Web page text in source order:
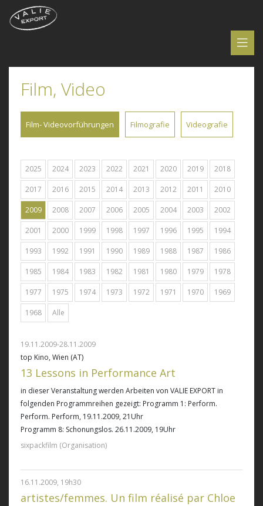
Film, Video
Film- Videovorführungen Filmografie Videografie
2025 2024 2023 2022 2021 2020 2019 2018
2017 2016 2015 2014 2013 2012 2011 2010
2009 2008 2007 2006 2005 2004 2003 2002
2001 2000 1999 1998 1997 1996 1995 1994
1993 1992 1991 1990 1989 1988 1987 1986
1985 1984 1983 1982 1981 1980 1979 1978
1977 1975 1974 1973 1972 1971 1970 1969
1968 Alle
19.11.2009-28.11.2009
top Kino, Wien (AT)
13 Lessons in Performance Art
in dieser Veranstaltung werden Arbeiten von VALIE EXPORT in
folgenden Programmreihen gezeigt: Programm 1: Perform.
Perform. Perform, 19.11.2009, 21Uhr
Programm 8: Schonungslos. 26.11.2009, 19Uhr
sixpackfilm (Organisation)
16.11.2009, 19h30
artistes/femmes. Un film réalisé par Chloe